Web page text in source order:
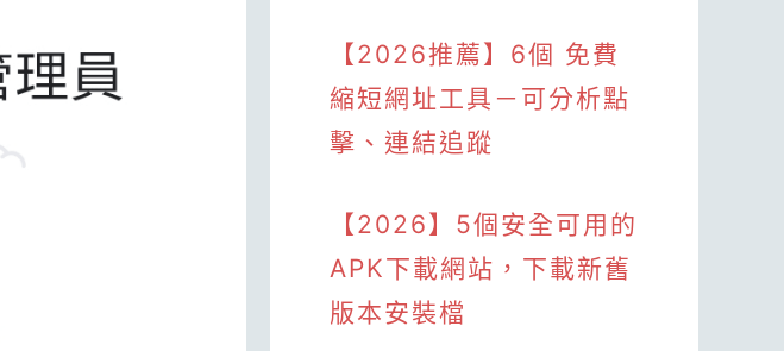
【2026推薦】6個 免費
縮短網址工具－可分析點
擊、連結追蹤
【2026】5個安全可用的
APK下載網站，下載新舊
版本安裝檔